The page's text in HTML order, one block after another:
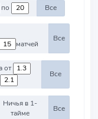
по Все
матчей
Все
Победа от
Все
Ничья в 1-
тайме
Все